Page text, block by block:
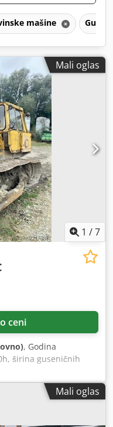
mašine
Mali oglas
1 /7
ceni
, Godina
širina guseničnih
oslonac
2080mm, širina štita:
Mali oglas